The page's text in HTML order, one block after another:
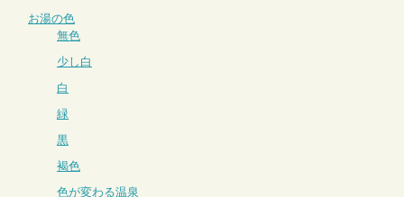
お湯の色
無色
少し白
白
緑
黒
褐色
色が変わる温泉